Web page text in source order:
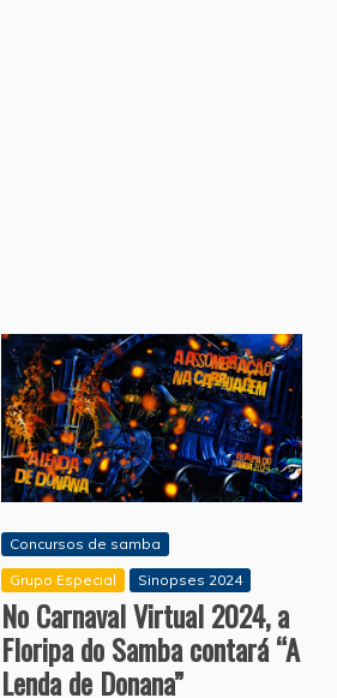
Concursos de samba
Grupo Especial
Sinopses 2024
No Carnaval Virtual 2024, a
Floripa do Samba contará “A
Lenda de Donana”